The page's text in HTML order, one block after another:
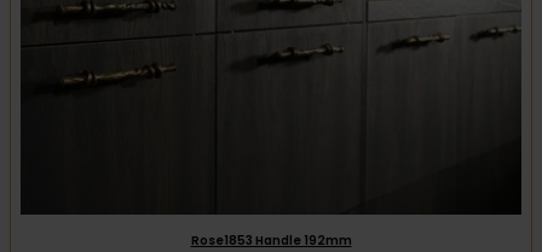
Rose1853 Handle 192mm